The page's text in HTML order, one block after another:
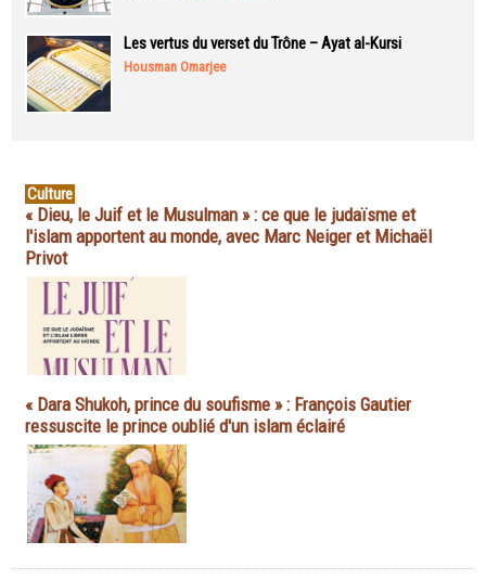
Les vertus du verset du Trône – Ayat al-Kursi
Housman Omarjee
Culture
« Dieu, le Juif et le Musulman » : ce que le judaïsme et
l'islam apportent au monde, avec Marc Neiger et Michaël
Privot
« Dara Shukoh, prince du soufisme » : François Gautier
ressuscite le prince oublié d'un islam éclairé